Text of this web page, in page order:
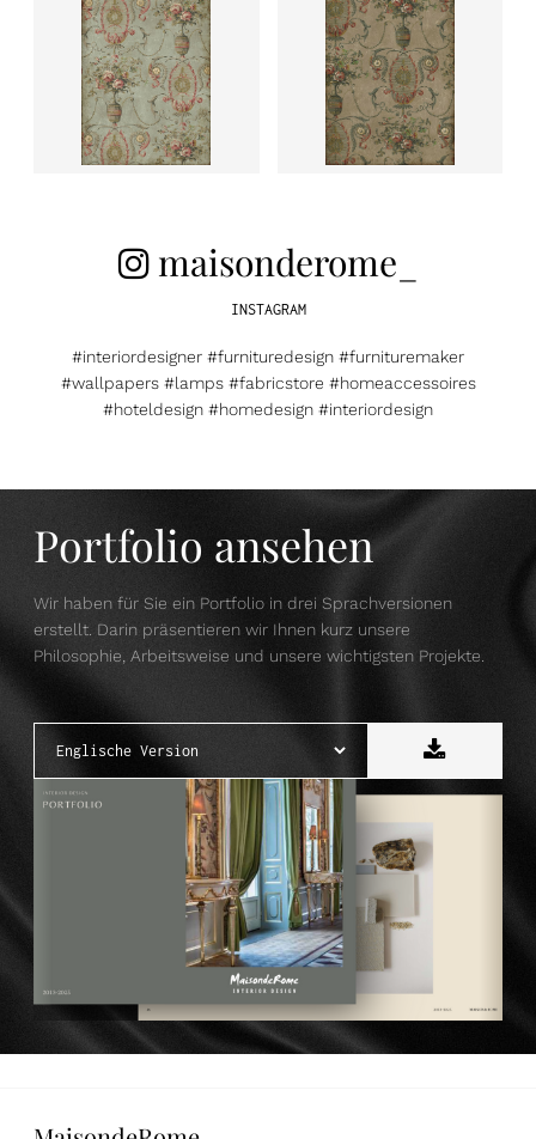
maisonderome_
INSTAGRAM
#interiordesigner #furnituredesign #furnituremaker
#wallpapers #lamps #fabricstore #homeaccessoires
#hoteldesign #homedesign #interiordesign
Portfolio ansehen
Wir haben für Sie ein Portfolio in drei Sprachversionen
erstellt. Darin präsentieren wir Ihnen kurz unsere
Philosophie, Arbeitsweise und unsere wichtigsten Projekte.